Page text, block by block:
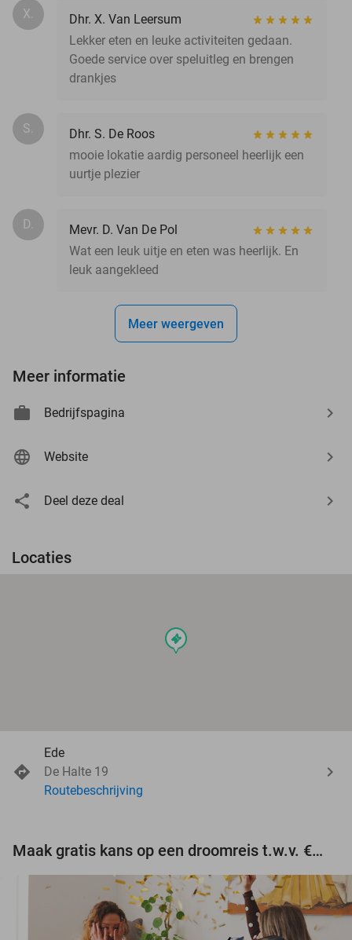
X.
Dhr. X. Van Leersum
Lekker eten en leuke activiteiten gedaan.
Goede service over speluitleg en brengen
drankjes
S.
Dhr. S. De Roos
mooie lokatie aardig personeel heerlijk een
uurtje plezier
D.
Mevr. D. Van De Pol
Wat een leuk uitje en eten was heerlijk. En
leuk aangekleed
Meer weergeven
Meer informatie
Bedrijfspagina
Website
Deel deze deal
Locaties
events
Ede
De Halte 19
Routebeschrijving
Maak gratis kans op een droomreis t.w.v. €3.000!